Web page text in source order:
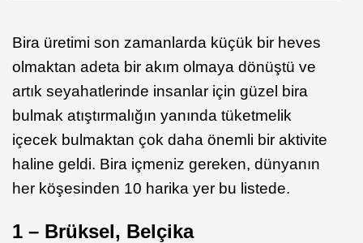
Bira üretimi son zamanlarda küçük bir heves
olmaktan adeta bir akım olmaya dönüştü ve
artık seyahatlerinde insanlar için güzel bira
bulmak atıştırmalığın yanında tüketmelik
içecek bulmaktan çok daha önemli bir aktivite
haline geldi. Bira içmeniz gereken, dünyanın
her köşesinden 10 harika yer bu listede.
1 – Brüksel, Belçika